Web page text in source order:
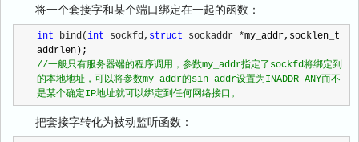
将一个套接字和某个端口绑定在一起的函数：
int bind(int sockfd, struct sockaddr *my_addr,socklen_t
//一般只有服务器端的程序调用，参数my_addr指定了sockfd将绑定到
的本地地址，可以将参数my_addr的sin_addr设置为INADDR_ANY而不
是某个确定IP地址就可以绑定到任何网络接口。
把套接字转化为被动监听函数：